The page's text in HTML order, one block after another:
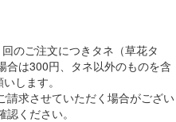
のご注文につきタネ（草花タ
合は300円、タネ以外のものを含
します。
請求させていただく場合がござい
ください。